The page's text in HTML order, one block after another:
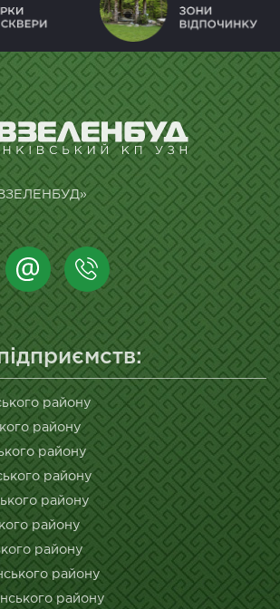
району
району
району
району
району
району
району
району
району